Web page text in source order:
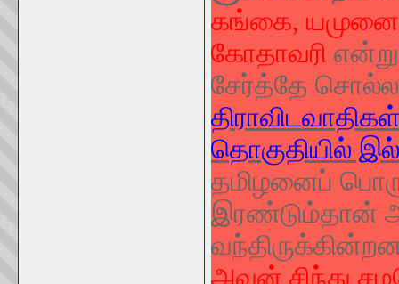
கங்கை, யமுனை,
கோதாவரி
சேர்த்தே
தொகுதியில்
தமிழனைப்
இரண்டும்தான்
அவன் சிந்து